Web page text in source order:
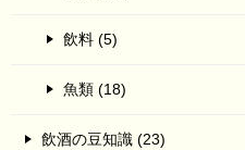
飲料 (5)
魚類 (18)
飲酒の豆知識 (23)